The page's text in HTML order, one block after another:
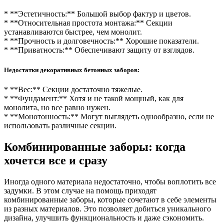
* **Эстетичность:** Большой выбор фактур и цветов.
* **Относительная простота монтажа:** Секции
устанавливаются быстрее, чем монолит.
* **Прочность и долговечность:** Хорошие показатели.
* **Приватность:** Обеспечивают защиту от взглядов.
Недостатки декоративных бетонных заборов:
* **Вес:** Секции достаточно тяжелые.
* **Фундамент:** Хотя и не такой мощный, как для
монолита, но все равно нужен.
* **Монотонность:** Могут выглядеть однообразно, если не
использовать различные секции.
Комбинированные заборы: когда
хочется все и сразу
Иногда одного материала недостаточно, чтобы воплотить все
задумки. В этом случае на помощь приходят
комбинированные заборы, которые сочетают в себе элементы
из разных материалов. Это позволяет добиться уникального
дизайна, улучшить функциональность и даже сэкономить.